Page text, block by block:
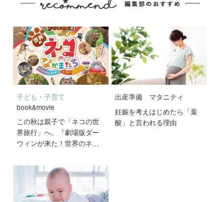
子ども・子育て
book&movie
この秋は親子で「ネコの世
界旅行」へ。『劇場版ダー
ウィンが来た！世界のネコ
公開！
出産準備
マタニティ
妊娠を考えはじめたら「葉
酸」と言われる理由